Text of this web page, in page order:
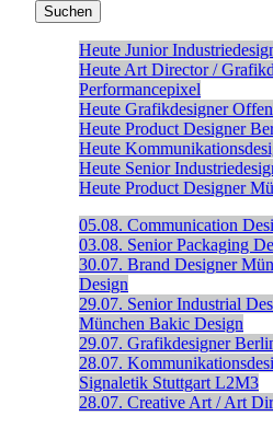
Heute Junior
Heute Art Director /
Performancepixel
Heute Grafikdesigner
Heute Product Designer
Heute
Heute Senior
Heute Product Designer
05.08. Communication
03.08. Senior Packaging
30.07. Brand Designer
Design
29.07. Senior Industrial
München Bakic Design
29.07. Grafikdesigner
28.07.
Signaletik Stuttgart L2M3
28.07. Creative Art / Art